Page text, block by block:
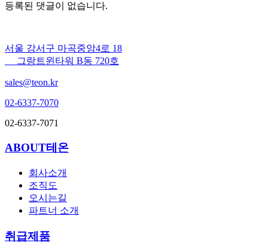
등록된 댓글이 없습니다.
서울 강서구 마곡중앙4로 18
그랑트윈타워 B동 720호
sales@teon.kr
02-6337-7070
02-6337-7071
ABOUT테온
회사소개
조직도
오시는길
파트너 소개
취급제품